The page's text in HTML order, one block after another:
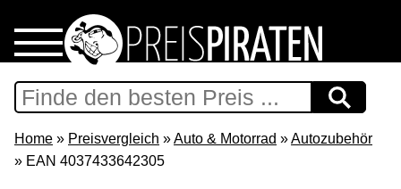
Home
Download
Home » Preisvergleich »Auto & Motorrad »Autozubehör
» EAN 4037433642305